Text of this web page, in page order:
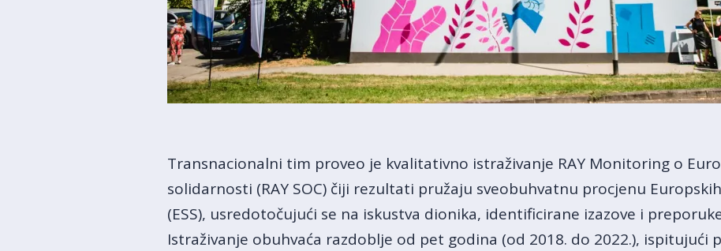
Transnacionalni tim proveo je kvalitativno istraživanje RAY Monitoring o
solidarnosti (RAY SOC) čiji rezultati pružaju sveobuhvatnu procjenu
(ESS), usredotočujući se na iskustva dionika, identificirane izazove i
Istraživanje obuhvaća razdoblje od pet godina (od 2018. do 2022.), ispitujući